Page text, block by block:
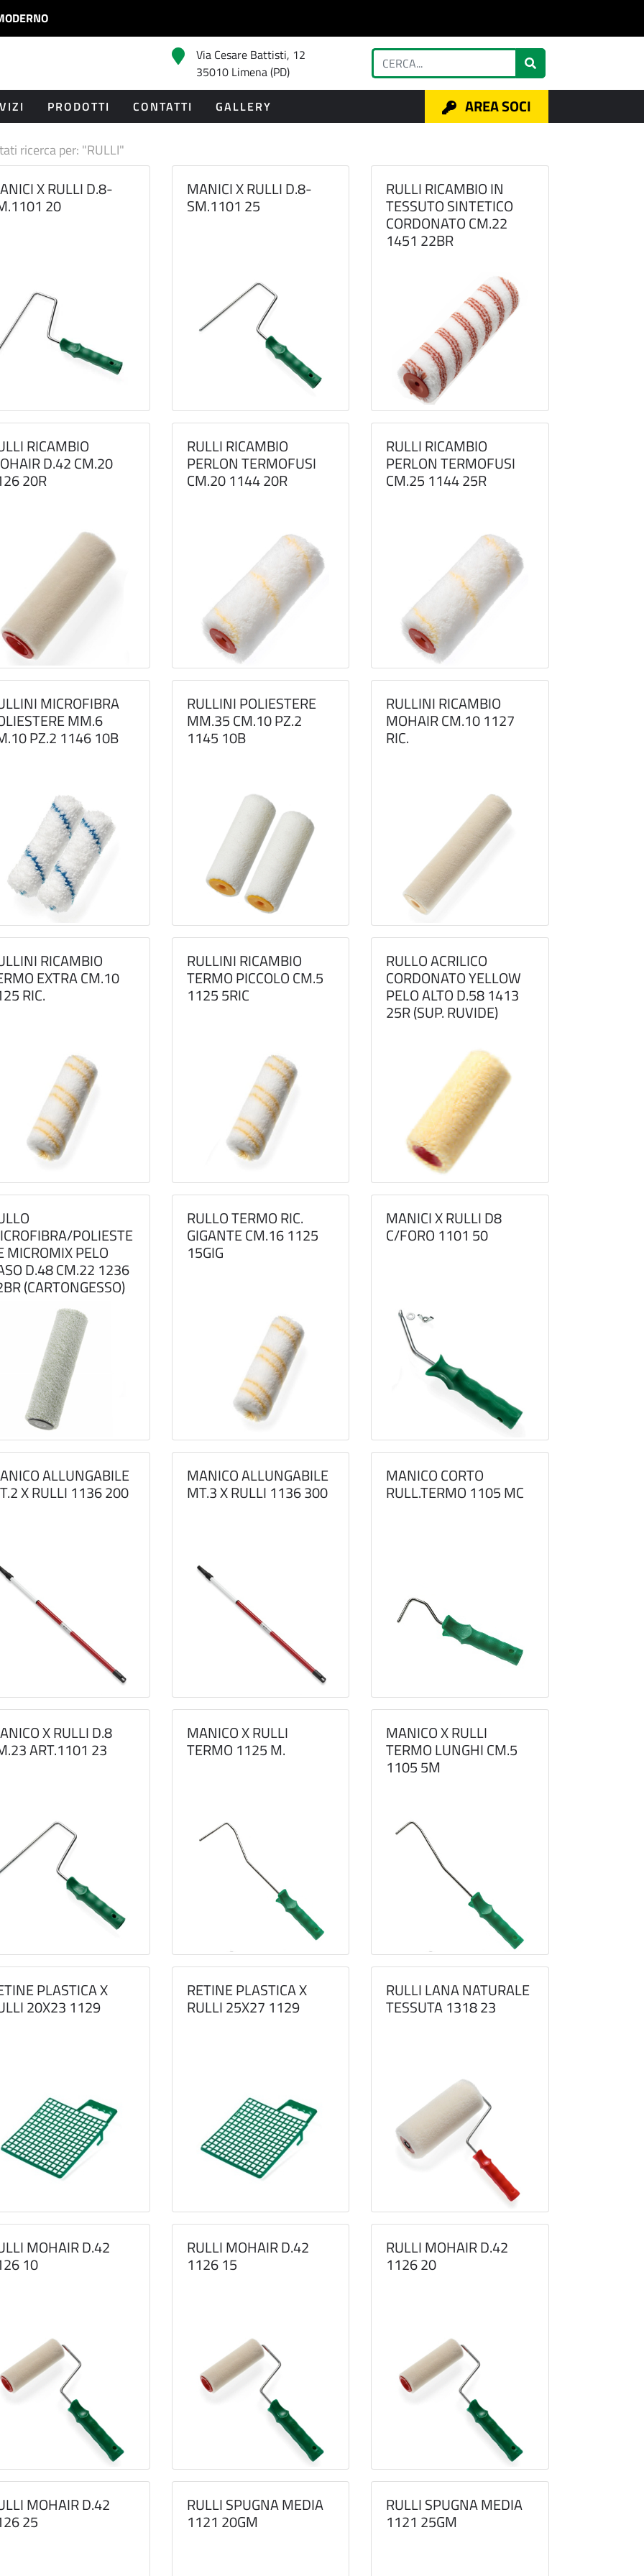
Via Cesare Battisti, 12
35010 Limena (PD)
PRODOTTI CONTATTI GALLERY AREA SOCI
ricerca per: "RULLI"
X RULLI D.8-
20
MANICI X RULLI D.8-
SM.1101 25
RULLI RICAMBIO IN
TESSUTO SINTETICO
CORDONATO CM.22
1451 22BR
RICAMBIO
D.42 CM.20
20R
RULLI RICAMBIO
PERLON TERMOFUSI
CM.20 1144 20R
RULLI RICAMBIO
PERLON TERMOFUSI
CM.25 1144 25R
MICROFIBRA
MM.6
PZ.2 1146 10B
RULLINI POLIESTERE
MM.35 CM.10 PZ.2
1145 10B
RULLINI RICAMBIO
MOHAIR CM.10 1127
RIC.
RICAMBIO
EXTRA CM.10
RIC.
RULLINI RICAMBIO
TERMO PICCOLO CM.5
1125 5RIC
RULLO ACRILICO
CORDONATO YELLOW
PELO ALTO D.58 1413
25R (SUP. RUVIDE)
POLIESTE
MICROMIX PELO
D.48 CM.22 1236
(CARTONGESSO)
RULLO TERMO RIC.
GIGANTE CM.16 1125
15GIG
MANICI X RULLI D8
C/FORO 1101 50
ALLUNGABILE
X RULLI 1136 200
MANICO ALLUNGABILE
MT.3 X RULLI 1136 300
MANICO CORTO
RULL.TERMO 1105 MC
X RULLI D.8
ART.1101 23
MANICO X RULLI
TERMO 1125 M.
MANICO X RULLI
TERMO LUNGHI CM.5
1105 5M
PLASTICA X
20X23 1129
RETINE PLASTICA X
RULLI 25X27 1129
RULLI LANA NATURALE
TESSUTA 1318 23
MOHAIR D.42
10
RULLI MOHAIR D.42
1126 15
RULLI MOHAIR D.42
1126 20
MOHAIR D.42
25
RULLI SPUGNA MEDIA
1121 20GM
RULLI SPUGNA MEDIA
1121 25GM